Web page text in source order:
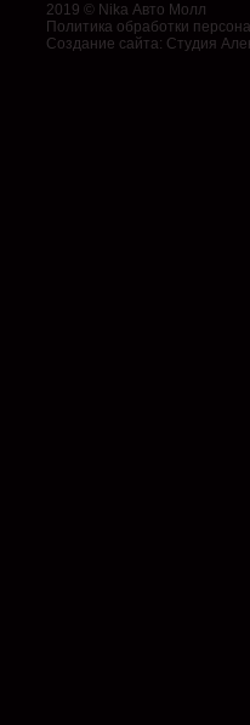
2019 © Nika Авто Молл
Политика обработки
Создание сайта: Студия